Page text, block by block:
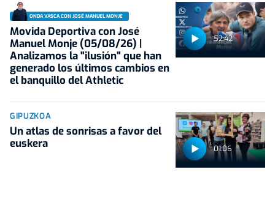
52:42
ONDA VASCA CON JOSÉ MANUEL MONJE
Movida Deportiva con José
Manuel Monje (05/08/26) |
Analizamos la "ilusión" que han
generado los últimos cambios en
el banquillo del Athletic
01:06
GIPUZKOA
Un atlas de sonrisas a favor del
euskera